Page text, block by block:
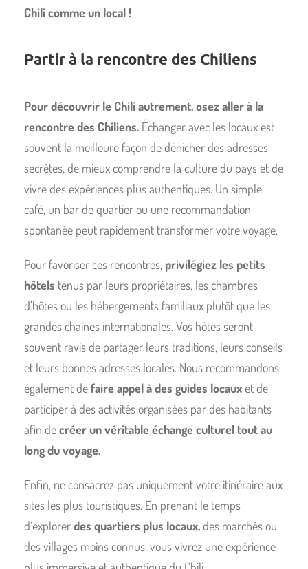
Chili comme un local !
Partir à la rencontre des Chiliens
Pour découvrir le Chili autrement, osez aller à la
rencontre des Chiliens. Échanger avec les locaux est
souvent la meilleure façon de dénicher des adresses
secrètes, de mieux comprendre la culture du pays et de
vivre des expériences plus authentiques. Un simple
café, un bar de quartier ou une recommandation
spontanée peut rapidement transformer votre voyage.
Pour favoriser ces rencontres, privilégiez les petits
hôtels tenus par leurs propriétaires, les chambres
d’hôtes ou les hébergements familiaux plutôt que les
grandes chaînes internationales. Vos hôtes seront
souvent ravis de partager leurs traditions, leurs conseils
et leurs bonnes adresses locales. Nous recommandons
également de faire appel à des guides locauxet de
participer à des activités organisées par des habitants
afin decréer un véritable échange culturel tout au
long du voyage.
Enfin, ne consacrez pas uniquement votre itinéraire aux
sites les plus touristiques. En prenant le temps
d’explorerdes quartiers plus locaux,des marchés ou
des villages moins connus, vous vivrez une expérience